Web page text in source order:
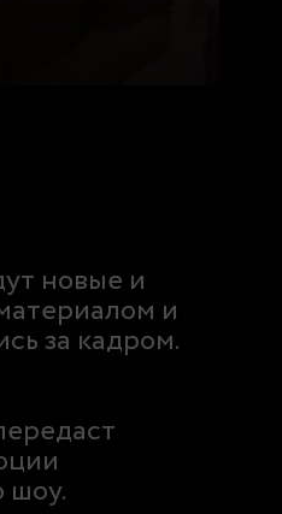
новые и
и
за кадром.
шоу.